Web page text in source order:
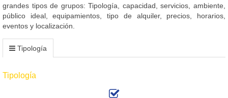
grandes tipos de grupos: Tipología, capacidad, servicios, ambiente,
público ideal, equipamientos, tipo de alquiler, precios, horarios,
eventos y localización.
Tipología
Tipología